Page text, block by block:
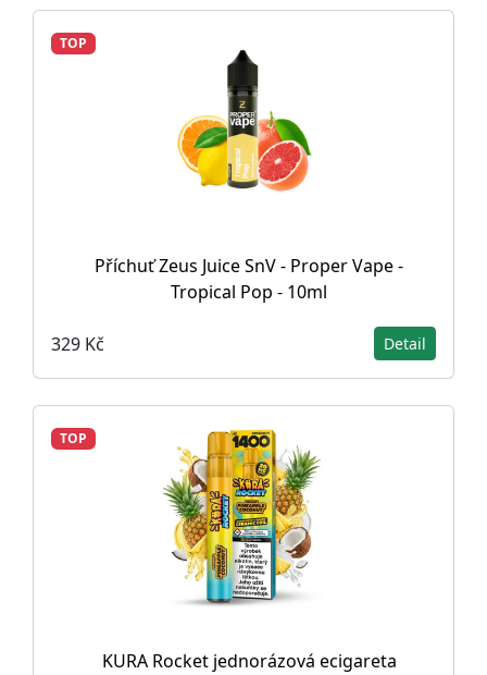
TOP
Příchuť Zeus Juice SnV - Proper Vape -
Tropical Pop - 10ml
329 Kč Detail
TOP
KURA Rocket jednorázová ecigareta